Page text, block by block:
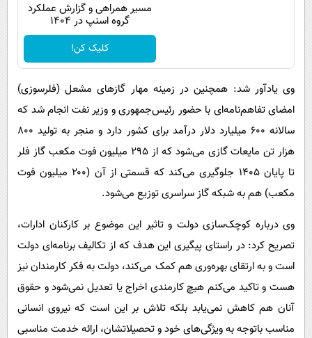
مسیر همراهی و گزارش عملکرد
گروه اسنپ در ۱۴۰۴
کلیک کن!
وی یادآور شد: همچنین در زمینه مهار گاز‌های مشعل (فلرسوزی)
امضای تفاهم‌نامه‌ای با حضور رئیس‌جمهوری و وزیر نفت انجام شد که
سالانه ۶۰۰ میلیارد دلار درآمد برای کشور دارد و منجر به تولید ۸۰۰
هزار تن مایعات گازی می‌شود که از ۲۹۵ میلیون فوت مکعب گاز فلر
تا پایان ۱۴۰۵ جلوگیری می‌کند که قسمتی از آن (۲۰۰ میلیون فوت
مکعب) هم به شبکه گاز سراسری توزیع می‌شود.
وی درباره کوچک‌سازی دولت و تاثیر این موضوع بر کارکنان ادارات،
تصریح کرد: در راستای پیگیری این هدف که از تکالیف برنامه‌ای دولت
است و به ارتقای بهره‌وری هم کمک می‌کند، دولت به فکر کارمندان نیز
هست و تاکید می‌کنم هیچ کارمندی اخراج یا تعدیل نمی‌شود و حقوق
آنان هم کاهش نمی‌یابد بلکه تلاش بر این است که نیروی انسانی
مناسب باتوجه به ویژگی‌های خود و تحصیلاتشان، ارائه خدمت مناسبی